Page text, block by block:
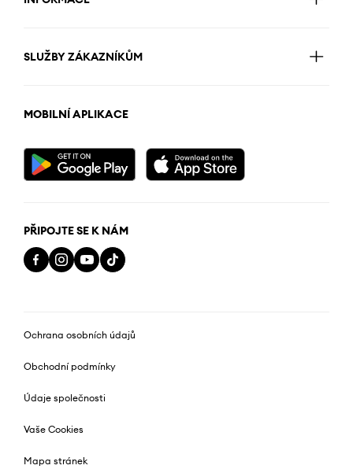
SLUŽBY ZÁKAZNÍKŮM
MOBILNÍ APLIKACE
PŘIPOJTE SE K NÁM
Ochrana osobních údajů
Obchodní podmínky
Údaje společnosti
Vaše Cookies
Mapa stránek